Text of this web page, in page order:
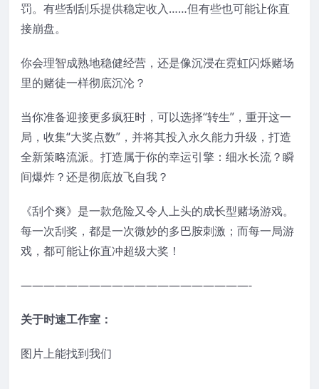
罚。有些刮刮乐提供稳定收入……但有些也可能让你直
接崩盘。
你会理智成熟地稳健经营，还是像沉浸在霓虹闪烁赌场
里的赌徒一样彻底沉沦？
当你准备迎接更多疯狂时，可以选择“转生”，重开这一
局，收集“大奖点数”，并将其投入永久能力升级，打造
全新策略流派。打造属于你的幸运引擎：细水长流？瞬
间爆炸？还是彻底放飞自我？
《刮个爽》是一款危险又令人上头的成长型赌场游戏。
每一次刮奖，都是一次微妙的多巴胺刺激；而每一局游
戏，都可能让你直冲超级大奖！
————————————————————-
关于时速工作室：
图片上能找到我们